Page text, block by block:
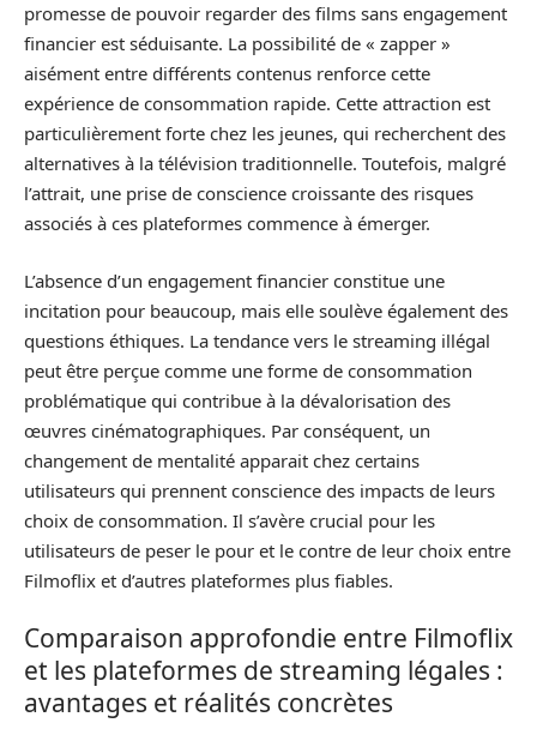
promesse de pouvoir regarder des films sans engagement
financier est séduisante. La possibilité de « zapper »
aisément entre différents contenus renforce cette
expérience de consommation rapide. Cette attraction est
particulièrement forte chez les jeunes, qui recherchent des
alternatives à la télévision traditionnelle. Toutefois, malgré
l’attrait, une prise de conscience croissante des risques
associés à ces plateformes commence à émerger.
L’absence d’un engagement financier constitue une
incitation pour beaucoup, mais elle soulève également des
questions éthiques. La tendance vers le streaming illégal
peut être perçue comme une forme de consommation
problématique qui contribue à la dévalorisation des
œuvres cinématographiques. Par conséquent, un
changement de mentalité apparait chez certains
utilisateurs qui prennent conscience des impacts de leurs
choix de consommation. Il s’avère crucial pour les
utilisateurs de peser le pour et le contre de leur choix entre
Filmoflix et d’autres plateformes plus fiables.
Comparaison approfondie entre Filmoflix
et les plateformes de streaming légales :
avantages et réalités concrètes